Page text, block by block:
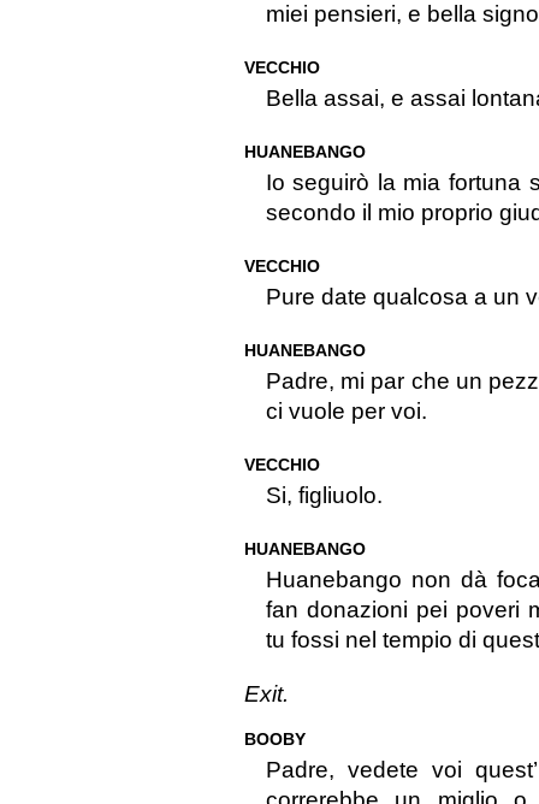
miei pensieri, e bella
VECCHIO
Bella assai, e assai
HUANEBANGO
Io seguirò la mia fortuna
secondo il mio proprio
VECCHIO
Pure date qualcosa a un
HUANEBANGO
Padre, mi par che un
ci vuole per voi.
VECCHIO
Si, figliuolo.
HUANEBANGO
Huanebango non dà
fan donazioni pei poveri
tu fossi nel tempio di
Exit.
BOOBY
Padre, vedete voi